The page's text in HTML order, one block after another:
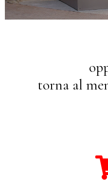
torna al